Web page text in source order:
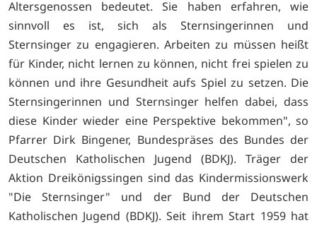
Altersgenossen bedeutet. Sie haben erfahren, wie
sinnvoll es ist, sich als Sternsingerinnen und
Sternsinger zu engagieren. Arbeiten zu müssen heißt
für Kinder, nicht lernen zu können, nicht frei spielen zu
können und ihre Gesundheit aufs Spiel zu setzen. Die
Sternsingerinnen und Sternsinger helfen dabei, dass
diese Kinder wieder eine Perspektive bekommen", so
Pfarrer Dirk Bingener, Bundespräses des Bundes der
Deutschen Katholischen Jugend (BDKJ). Träger der
Aktion Dreikönigssingen sind das Kindermissionswerk
"Die Sternsinger" und der Bund der Deutschen
Katholischen Jugend (BDKJ). Seit ihrem Start 1959 hat